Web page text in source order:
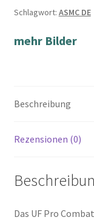
Schlagwort: ASMC DE
mehr Bilder
Beschreibung
Rezensionen (0)
Das UF Pro